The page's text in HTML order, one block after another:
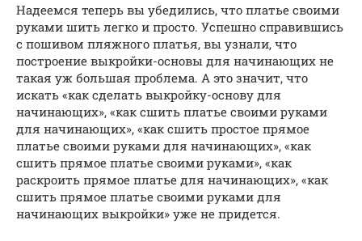
Надеемся теперь вы убедились, что платье своими
руками шить легко и просто. Успешно справившись
с пошивом пляжного платья, вы узнали, что
построение выкройки-основы для начинающих не
такая уж большая проблема. А это значит, что
искать «как сделать выкройку-основу для
начинающих», «как сшить платье своими руками
для начинающих», «как сшить простое прямое
платье своими руками для начинающих», «как
сшить прямое платье своими руками», «как
раскроить прямое платье для начинающих», «как
сшить прямое платье своими руками для
начинающих выкройки» уже не придется.